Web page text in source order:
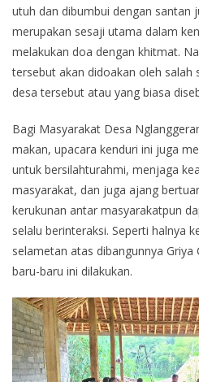
utuh dan dibumbui dengan santan
merupakan sesaji utama dalam
melakukan doa dengan khitmat.
tersebut akan didoakan oleh salah
desa tersebut atau yang biasa
Bagi Masyarakat Desa
makan, upacara kenduri ini juga
untuk bersilahturahmi, menjaga
masyarakat, dan juga ajang
kerukunan antar masyarakatpun
selalu berinteraksi. Seperti halnya
selametan atas dibangunnya
baru-baru ini dilakukan.